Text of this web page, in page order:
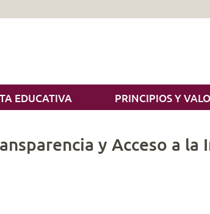
EDUCATIVA PRINCIPIOS Y
y Acceso a la